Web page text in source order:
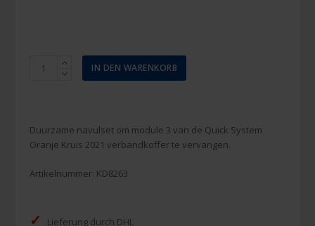
3
in
karton
IN DEN WARENKORB
Duurzame navulset om module 3 van de Quick System
Oranje Kruis 2021 verbandkoffer te vervangen.
Artikelnummer: KD8263
✓ Lieferung durch DHL